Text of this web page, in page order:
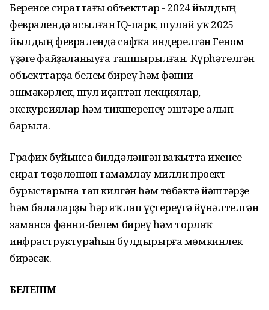
Беренсе сираттағы объекттар - 2024 йылдың
февралендә асылған IQ-парк, шулай уҡ 2025
йылдың февралендә сафҡа индерелгән Геном
үҙәге файҙаланыуға тапшырылған. Күрһәтелгән
объекттарҙа белем биреү һәм фәнни
эшмәкәрлек, шул иҫәптән лекциялар,
экскурсиялар һәм тикшеренеү эштәре алып
барыла.
График буйынса билдәләнгән ваҡытта икенсе
сират төҙөлөшөн тамамлау милли проект
бурыстарына тап килгән һәм төбәктә йәштәрҙе
һәм балаларҙы һәр яҡлап үҫтереүгә йүнәлтелгән
заманса фәнни-белем биреү һәм торлаҡ
инфраструктураһын булдырырға мөмкинлек
бирәсәк.
БЕЛЕШМӘ